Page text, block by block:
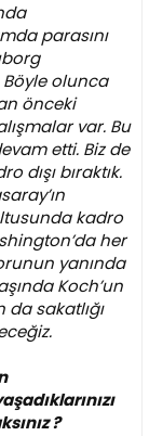
parasını
olunca
önceki
var. Bu
etti. Biz de
dışı bıraktık.
kadro
her
yanında
Koch’un
da sakatlığı
?